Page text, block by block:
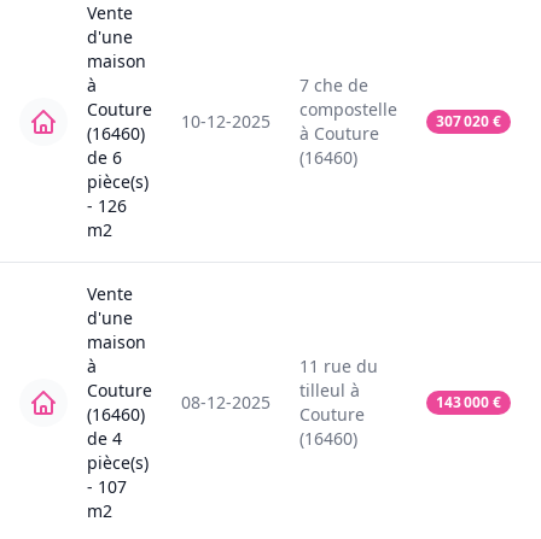
Vente
d'une
maison
à
Couture
(16460)
de 6
pièce(s)
- 126
m2
10-12-2025
7 che de
compostelle
à Couture
(16460)
307 020€
Vente
d'une
maison
à
Couture
(16460)
de 4
pièce(s)
- 107
m2
08-12-2025
11 rue du
tilleul à
Couture
(16460)
143 000€